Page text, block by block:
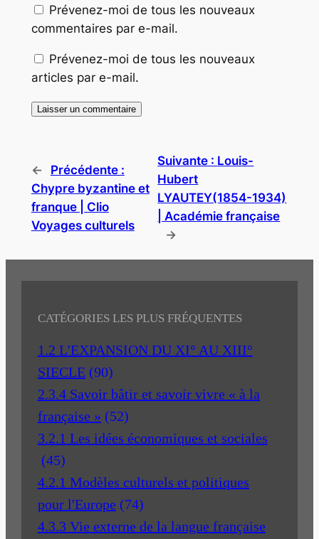
Prévenez-moi de tous les nouveaux
commentaires par e-mail.
Prévenez-moi de tous les nouveaux
articles par e-mail.
←
Précédente :
Chypre byzantine et
franque | Clio
Voyages culturels
Suivante : Louis-
Hubert
LYAUTEY(1854-1934)
| Académie française
→
CATÉGORIES LES PLUS FRÉQUENTES
1.2 L'EXPANSION DU XI° AU XIII°
SIECLE (90)
2.3.4 Savoir bâtir et savoir vivre « à la
française » (52)
3.2.1 Les idées économiques et sociales
(45)
4.2.1 Modèles culturels et politiques
pour l'Europe (74)
4.3.3 Vie externe de la langue française